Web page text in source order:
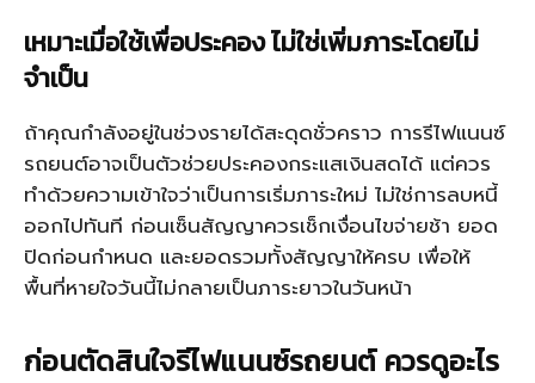
เหมาะเมื่อใช้เพื่อประคอง ไม่ใช่เพิ่มภาระโดยไม่
จำเป็น
ถ้าคุณกำลังอยู่ในช่วงรายได้สะดุดชั่วคราว การรีไฟแนนซ์
รถยนต์อาจเป็นตัวช่วยประคองกระแสเงินสดได้ แต่ควร
ทำด้วยความเข้าใจว่าเป็นการเริ่มภาระใหม่ ไม่ใช่การลบหนี้
ออกไปทันที ก่อนเซ็นสัญญาควรเช็กเงื่อนไขจ่ายช้า ยอด
ปิดก่อนกำหนด และยอดรวมทั้งสัญญาให้ครบ เพื่อให้
พื้นที่หายใจวันนี้ไม่กลายเป็นภาระยาวในวันหน้า
ก่อนตัดสินใจรีไฟแนนซ์รถยนต์ ควรดูอะไร